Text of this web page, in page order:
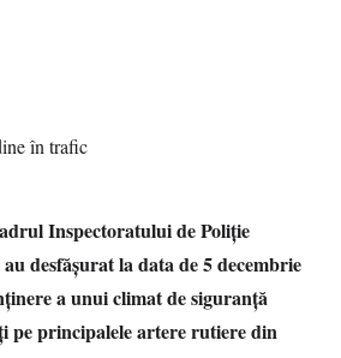
Inspectoratului de Poliție
desfășurat la data de 5 decembrie
a unui climat de siguranță
pe principalele artere rutiere din